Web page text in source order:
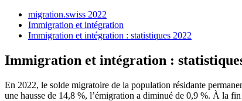
migration.swiss 2022
Immigration et intégration
Immigration et intégration : statistiques 2022
Immigration et intégration :
En 2022, le solde migratoire de la population résidante
une hausse de 14,8 %, l’émigration a diminué de 0,9 %. À la